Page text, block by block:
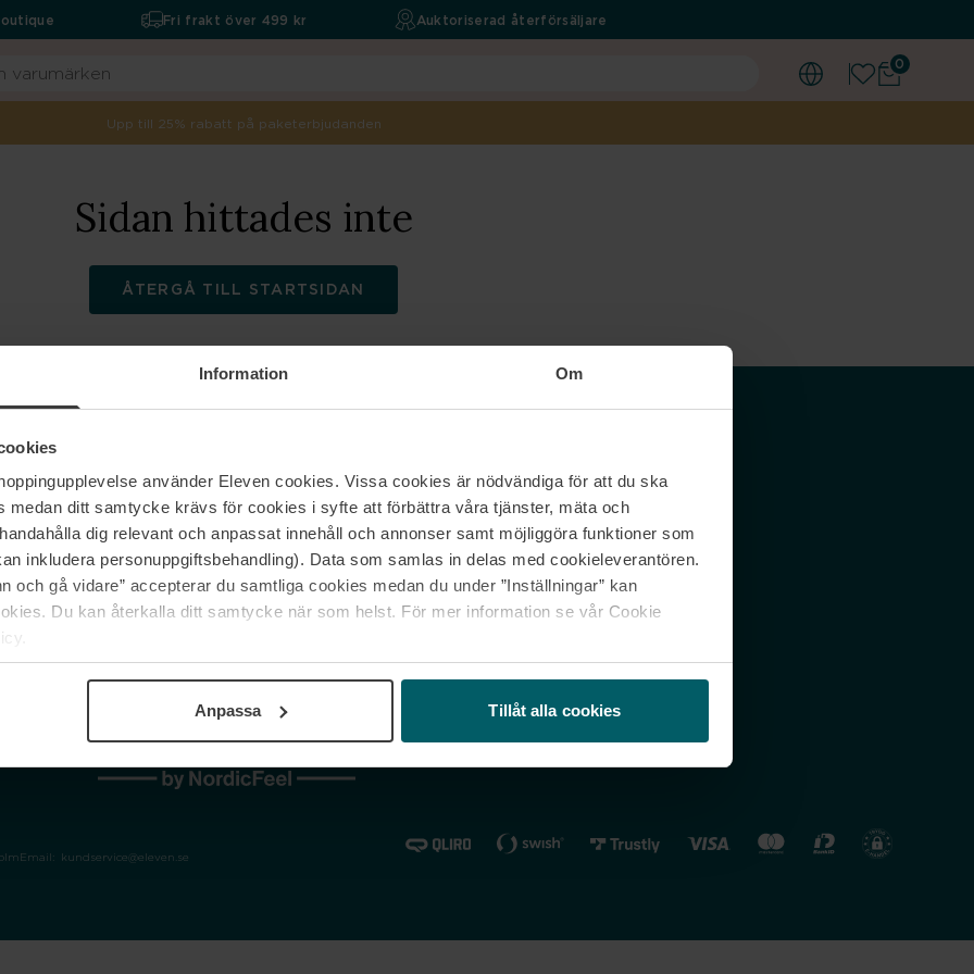
Information Om
använder Eleven cookies. Vissa cookies är nödvändiga för att du ska
medan ditt samtycke krävs för cookies i syfte att förbättra våra tjänster, mäta och
dig relevant och anpassat innehåll och annonser samt möjliggöra funktioner som
inkludera personuppgiftsbehandling). Data som samlas in delas med cookieleverantören.
och gå vidare” accepterar du samtliga cookies medan du under ”Inställningar” kan
Du kan återkalla ditt samtycke när som helst. För mer information se vår Cookie
Anpassa Tillåt alla cookies
0
Fri frakt över 499 kr Auktoriserad återförsäljare
Upp till 25% rabatt på paketerbjudanden
Sidan hittades inte
ÅTERGÅ TILL STARTSIDAN
Om oss
Jobba hos oss
Våra varumärken
Kontakta oss
Vanliga frågor & svar
Spåra min beställning
reklamationer
Nordicfeel SE
Nordicfeel FI
Nordicfeel NO
Email: kundservice@eleven.se